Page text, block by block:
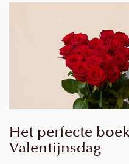
Het perfecte
Valentijnsdag